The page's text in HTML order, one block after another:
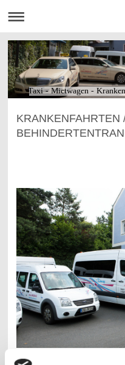
Taxi - Mietwagen -
KRANKENFAHRTEN